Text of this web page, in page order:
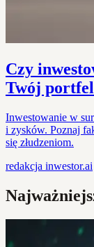
Czy
Twój
Inwestowanie w
i zysków. Poznaj
się złudzeniom.
redakcja inwestor.ai